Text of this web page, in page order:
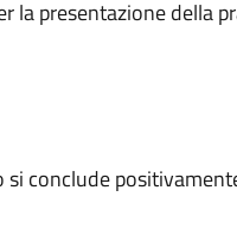
la presentazione della
conclude